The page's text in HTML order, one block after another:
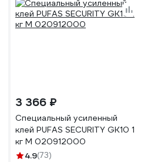
3 366 ₽
Специальный усиленный
клей PUFAS SECURITY GK10 1
кг М 020912000
4.9(73)